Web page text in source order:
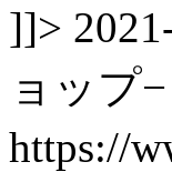
]]>
ョップ
https://